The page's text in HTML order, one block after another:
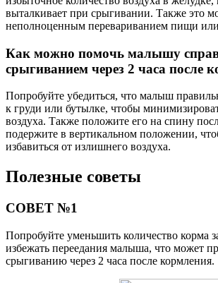
выталкивает при срыгивании. Также это
неполноценным перевариванием пищи
Как можно помочь малышу
срыгиванием через 2 часа после
Попробуйте убедиться, что малыш
к груди или бутылке, чтобы
воздуха. Также положите его на спину
подержите в вертикальном положении,
избавиться от излишнего воздуха.
Полезные советы
СОВЕТ №1
Попробуйте уменьшить количество корма
избежать переедания малыша, что может
срыгиванию через 2 часа после кормления.